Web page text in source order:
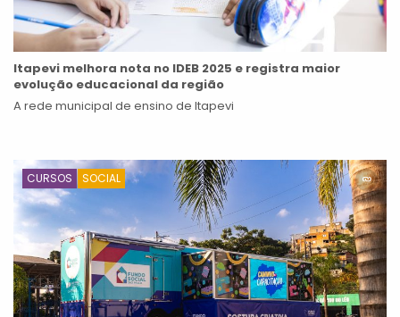
Itapevi melhora nota no IDEB 2025 e registra maior
evolução educacional da região
A rede municipal de ensino de Itapevi
CURSOS SOCIAL